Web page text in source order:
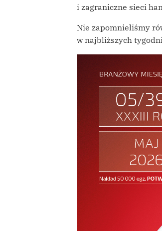
i zagraniczne sieci
Nie zapomnieliśmy
w najbliższych